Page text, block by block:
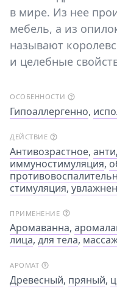
в мире. Из нее
мебель, а из
называют
и целебные
ОСОБЕННОСТИ
Гипоаллергенно,
ДЕЙСТВИЕ
Антивозрастное,
иммуностимуляция,
стимуляция,
ПРИМЕНЕНИЕ
Аромаванна,
лица, для тела,
АРОМАТ
Древесный, пряный,